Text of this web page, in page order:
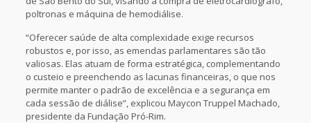
poltronas e máquina de hemodiálise.
“Oferecer saúde de alta complexidade exige recursos
robustos e, por isso, as emendas parlamentares são tão
valiosas. Elas atuam de forma estratégica, complementando
o custeio e preenchendo as lacunas financeiras, o que nos
permite manter o padrão de excelência e a segurança em
cada sessão de diálise”, explicou Maycon Truppel Machado,
presidente da Fundação Pró-Rim.